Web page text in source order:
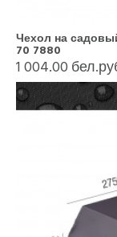
Чехол на
70 7880
1 004.00